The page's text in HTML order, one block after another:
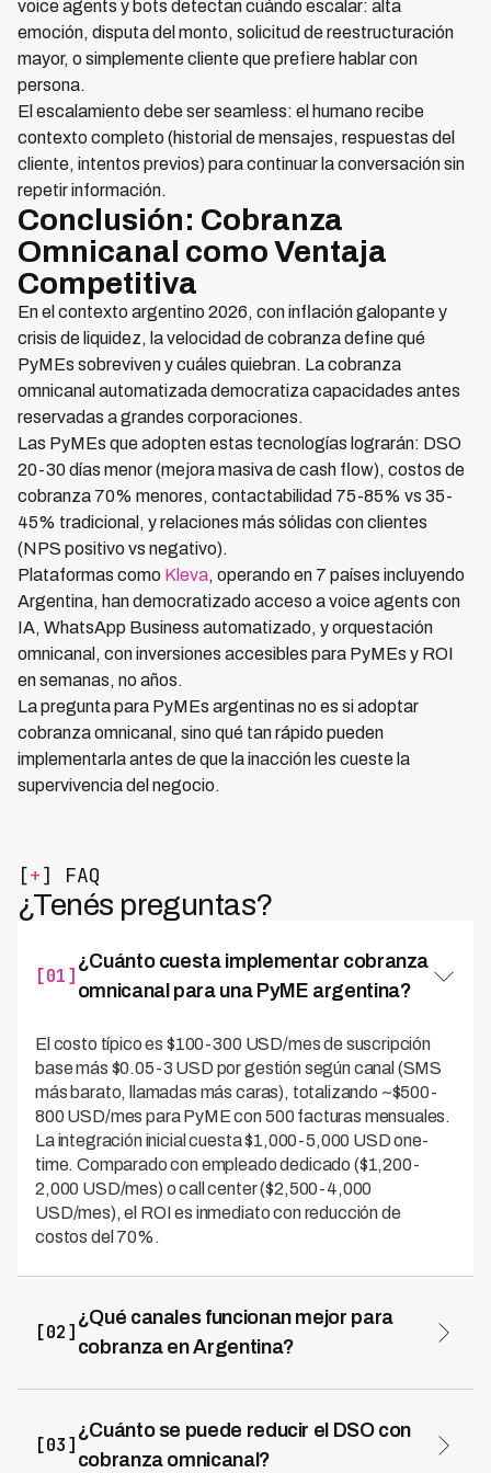
voice agents y bots detectan cuándo escalar: alta
emoción, disputa del monto, solicitud de reestructuración
mayor, o simplemente cliente que prefiere hablar con
persona.
El escalamiento debe ser seamless: el humano recibe
contexto completo (historial de mensajes, respuestas del
cliente, intentos previos) para continuar la conversación sin
repetir información.
Conclusión: Cobranza
Omnicanal como Ventaja
Competitiva
En el contexto argentino 2026, con inflación galopante y
crisis de liquidez, la velocidad de cobranza define qué
PyMEs sobreviven y cuáles quiebran. La cobranza
omnicanal automatizada democratiza capacidades antes
reservadas a grandes corporaciones.
Las PyMEs que adopten estas tecnologías lograrán: DSO
20-30 días menor (mejora masiva de cash flow), costos de
cobranza 70% menores, contactabilidad 75-85% vs 35-
45% tradicional, y relaciones más sólidas con clientes
(NPS positivo vs negativo).
Plataformas como Kleva, operando en 7 países incluyendo
Argentina, han democratizado acceso a voice agents con
IA, WhatsApp Business automatizado, y orquestación
omnicanal, con inversiones accesibles para PyMEs y ROI
en semanas, no años.
La pregunta para PyMEs argentinas no es si adoptar
cobranza omnicanal, sino qué tan rápido pueden
implementarla antes de que la inacción les cueste la
supervivencia del negocio.
[+] FAQ
¿Tenés preguntas?
[01]
¿Cuánto cuesta implementar cobranza
omnicanal para una PyME argentina?
El costo típico es $100-300 USD/mes de suscripción
base más $0.05-3 USD por gestión según canal (SMS
más barato, llamadas más caras), totalizando ~$500-
800 USD/mes para PyME con 500 facturas mensuales.
La integración inicial cuesta $1,000-5,000 USD one-
time. Comparado con empleado dedicado ($1,200-
2,000 USD/mes) o call center ($2,500-4,000
USD/mes), el ROI es inmediato con reducción de
costos del 70%.
[02]
¿Qué canales funcionan mejor para
cobranza en Argentina?
penetración del 92% en smartphones argentinos. Las
llamadas con voice agents logran 60-75% de respuesta
[03]
¿Cuánto se puede reducir el DSO con
cobranza omnicanal?